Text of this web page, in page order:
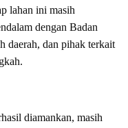
lahan ini masih
dengan Badan
daerah, dan pihak terkait
diamankan, masih